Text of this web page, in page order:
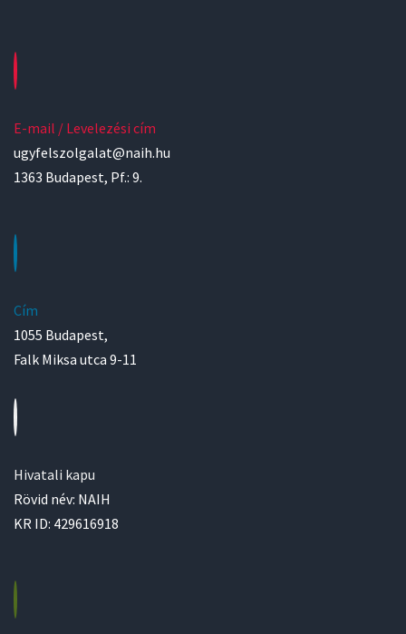
E-mail / Levelezési cím
ugyfelszolgalat@naih.hu
1363 Budapest, Pf.: 9.
Cím
1055 Budapest,
Falk Miksa utca 9-11
Hivatali kapu
Rövid név: NAIH
KR ID: 429616918